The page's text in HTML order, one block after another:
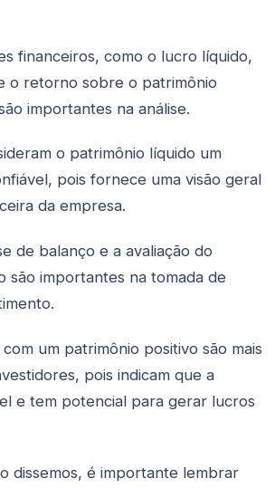
financeiros, como o lucro líquido,
o retorno sobre o patrimônio
importantes na análise.
o patrimônio líquido um
pois fornece uma visão geral
da empresa.
de balanço e a avaliação do
são importantes na tomada de
um patrimônio positivo são mais
pois indicam que a
e tem potencial para gerar lucros
dissemos, é importante lembrar